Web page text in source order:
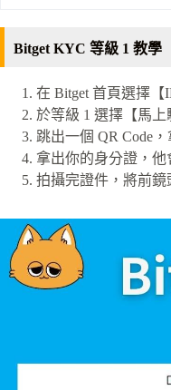
Bitget KYC 等級 1 教學
在 Bitget 首頁選擇【
於等級 1 選擇【馬上
跳出一個 QR Code
拿出你的身分證，
拍攝完證件，將前